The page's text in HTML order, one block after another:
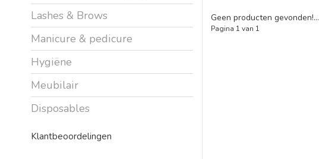
Lashes & Brows
Manicure & pedicure
Hygiëne
Meubilair
Disposables
Klantbeoordelingen
Geen producten gevonden!...
Pagina 1 van 1